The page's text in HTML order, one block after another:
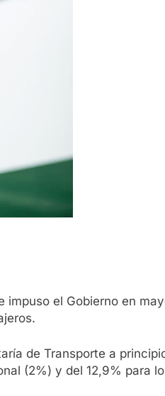
el Gobierno en
de Transporte a
(2%) y del 12,9% para